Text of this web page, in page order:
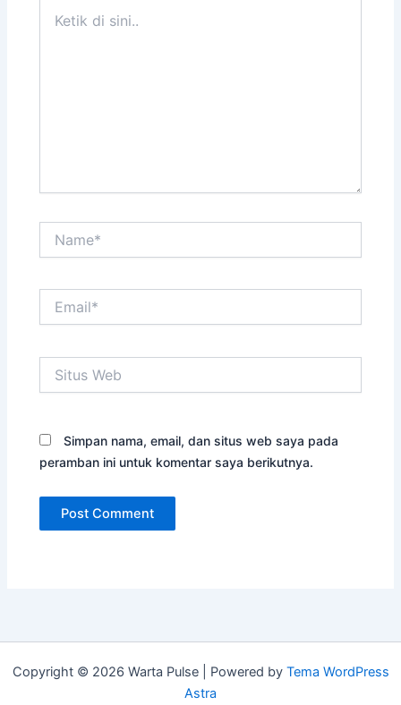
Web
Simpan nama, email, dan situs web saya pada
peramban ini untuk komentar saya berikutnya.
Copyright © 2026 Warta Pulse | Powered by Tema WordPress
Astra